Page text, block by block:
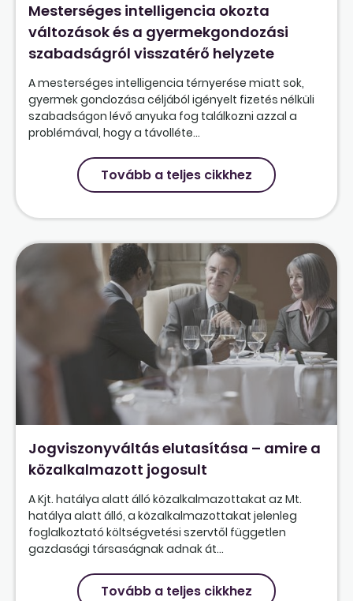
Mesterséges intelligencia okozta
változások és a gyermekgondozási
szabadságról visszatérő helyzete
A mesterséges intelligencia térnyerése miatt sok,
gyermek gondozása céljából igényelt fizetés nélküli
szabadságon lévő anyuka fog találkozni azzal a
problémával, hogy a távolléte...
Tovább a teljes cikkhez
Jogviszonyváltás elutasítása – amire a
közalkalmazott jogosult
A Kjt. hatálya alatt álló közalkalmazottakat az Mt.
hatálya alatt álló, a közalkalmazottakat jelenleg
foglalkoztató költségvetési szervtől független
gazdasági társaságnak adnak át...
Tovább a teljes cikkhez